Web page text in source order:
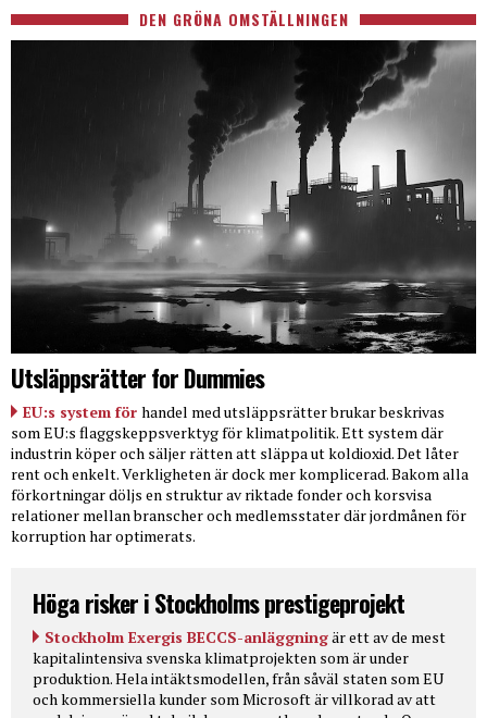
DEN GRÖNA OMSTÄLLNINGEN
Utsläppsrätter for Dummies
EU:s system för handel med utsläppsrätter brukar beskrivas
som EU:s flaggskeppsverktyg för klimatpolitik. Ett system där
industrin köper och säljer rätten att släppa ut koldioxid. Det låter
rent och enkelt. Verkligheten är dock mer komplicerad. Bakom alla
förkortningar döljs en struktur av riktade fonder och korsvisa
relationer mellan branscher och medlemsstater där jordmånen för
korruption har optimerats.
Höga risker i Stockholms prestigeprojekt
Stockholm Exergis BECCS-anläggningär ett av de mest
kapitalintensiva svenska klimatprojekten som är under
produktion. Hela intäktsmodellen, från såväl staten som EU
och kommersiella kunder som Microsoft är villkorad av att